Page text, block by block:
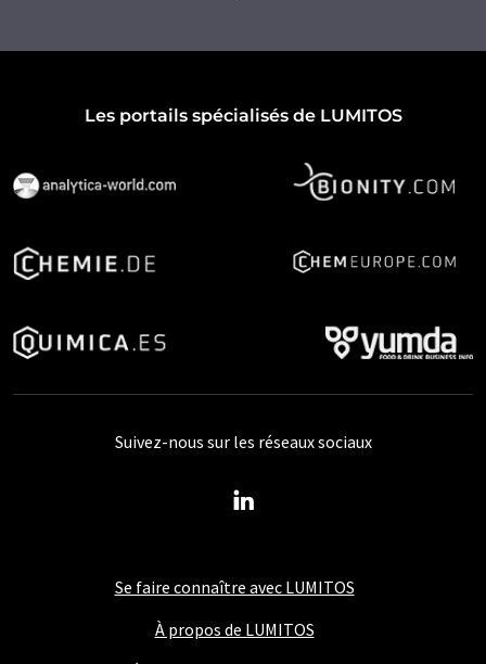
Les portails spécialisés de LUMITOS
Se faire connaître avec LUMITOS
À propos de LUMITOS
Suivez-nous sur les réseaux sociaux